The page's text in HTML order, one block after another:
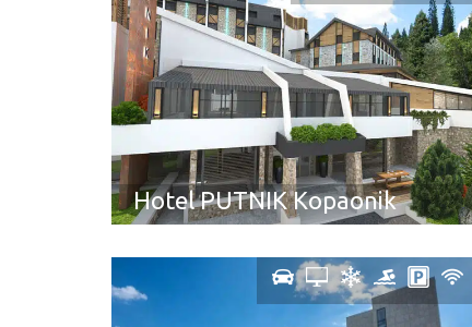
Hotel PUTNIK Kopaonik